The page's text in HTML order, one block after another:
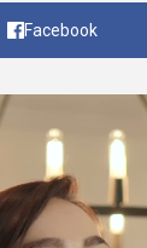
Facebook